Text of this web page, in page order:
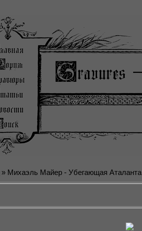
» Михаэль Майер - Убегающая Аталанта